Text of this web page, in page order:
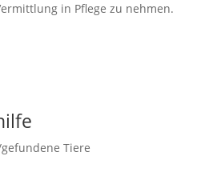
in Pflege zu nehmen.
Tiere